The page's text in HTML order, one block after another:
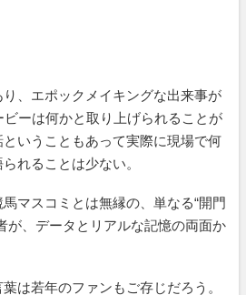
、エポックメイキングな出来事が
ーは何かと取り上げられることが
いうこともあって実際に現場で何
れることは少ない。
マスコミとは無縁の、単なる“開門
が、データとリアルな記憶の両面か
は若年のファンもご存じだろう。